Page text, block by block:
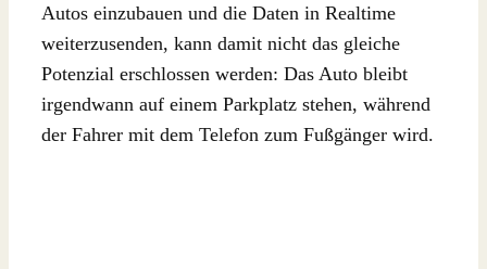
Autos einzubauen und die Daten in Realtime
weiterzusenden, kann damit nicht das gleiche
Potenzial erschlossen werden: Das Auto bleibt
irgendwann auf einem Parkplatz stehen, während
der Fahrer mit dem Telefon zum Fußgänger wird.